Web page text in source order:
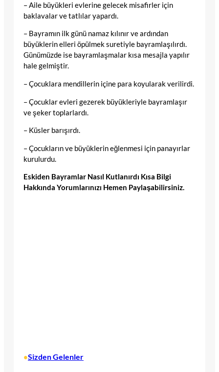
– Aile büyükleri evlerine gelecek misafirler için
baklavalar ve tatlılar yapardı.
– Bayramın ilk günü namaz kılınır ve ardından
büyüklerin elleri öpülmek suretiyle bayramlaşılırdı.
Günümüzde ise bayramlaşmalar kısa mesajla yapılır
hale gelmiştir.
– Çocuklara mendillerin içine para koyularak verilirdi.
– Çocuklar evleri gezerek büyükleriyle bayramlaşır
ve şeker toplarlardı.
– Küsler barışırdı.
– Çocukların ve büyüklerin eğlenmesi için panayırlar
kurulurdu.
Eskiden Bayramlar Nasıl Kutlanırdı Kısa Bilgi
Hakkında Yorumlarınızı Hemen Paylaşabilirsiniz.
•Sizden Gelenler